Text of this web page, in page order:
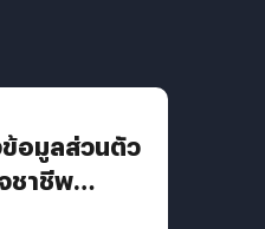
อมูลส่วนตัว
ชาชีพ